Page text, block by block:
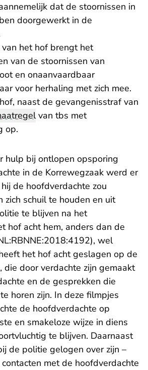
dat de stoornissen in
doorgewerkt in de
het hof brengt het
van de stoornissen van
en onaanvaardbaar
voor herhaling met zich mee.
naast de gevangenisstraf van
van tbs met
op.
hulp bij ontlopen opsporing
in de Korrewegzaak werd er
de hoofdverdachte zou
zich schuil te houden en uit
te blijven na het
hof acht hem, anders dan de
wel
het hof acht geslagen op de
die door verdachte zijn gemaakt
en de gesprekken die
horen zijn. In deze filmpjes
de hoofdverdachte op
en smakeloze wijze in diens
te blijven. Daarnaast
de politie gelogen over zijn –
met de hoofdverdachte